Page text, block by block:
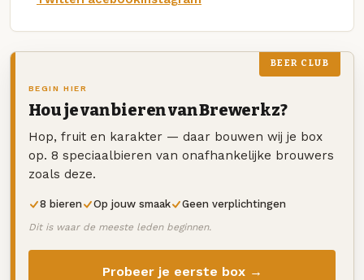
BEER CLUB
BEGIN HIER
Hou je van bieren van Brewerkz?
Hop, fruit en karakter — daar bouwen wij je box
op. 8 speciaalbieren van onafhankelijke brouwers
zoals deze.
8 bieren Op jouw smaak Geen verplichtingen
Dit is waar de meeste leden beginnen.
Probeer je eerste box →